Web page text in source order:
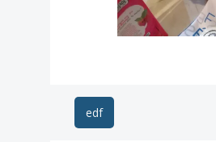
Navigation
edf